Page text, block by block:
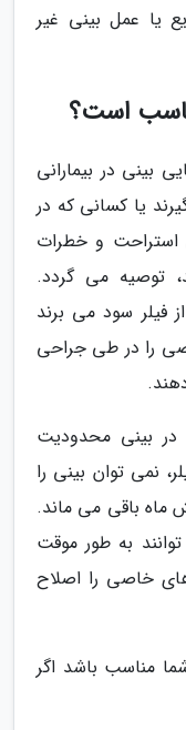
یا عمل بینی غیر
است؟
بینی در بیمارانی
یا کسانی که در
استراحت و خطرات
توصیه می گردد.
از فیلر سود می برند
را در طی جراحی
در بینی محدودیت
نمی توان بینی را
ماه باقی می ماند.
به طور موقت
خاصی را اصلاح
مناسب باشد اگر